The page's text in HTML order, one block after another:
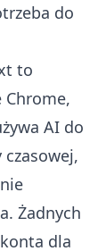
do
to
Chrome,
AI do
Żadnych
dla